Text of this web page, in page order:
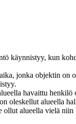
käynnistyy, kun
jonka objektin on
havaittu henkilö
oleskellut alueella
ollut alueella vielä niin